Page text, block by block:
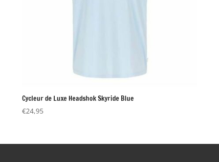
Cycleur de Luxe Headshok Skyride Blue
€24,95